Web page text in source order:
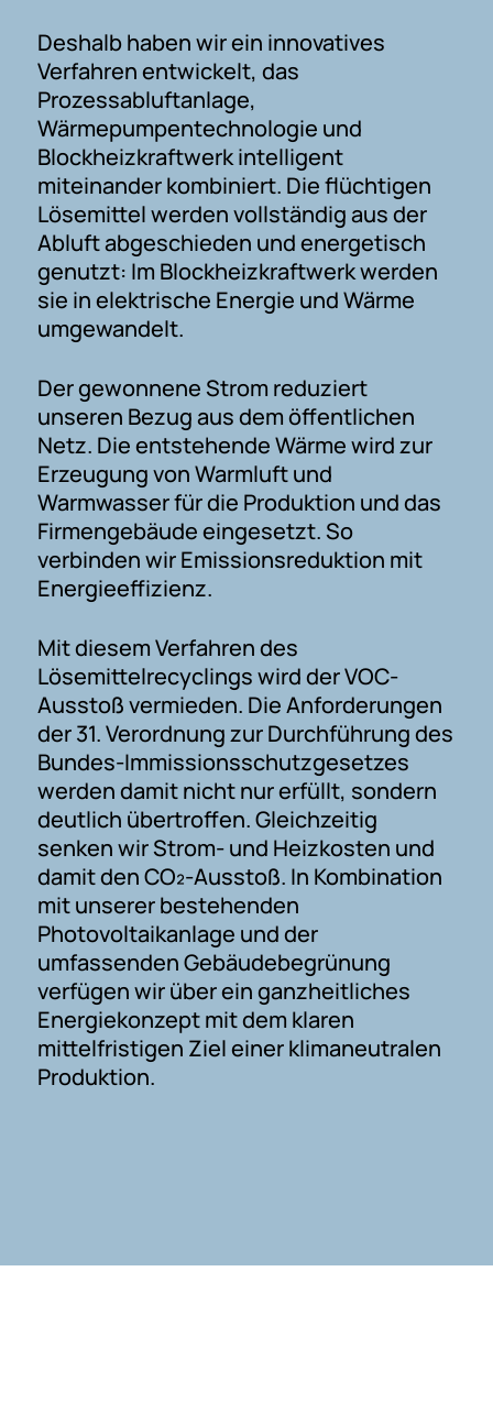
Deshalb haben wir ein innovatives
Verfahren entwickelt, das
Prozessabluftanlage,
Wärmepumpentechnologie und
Blockheizkraftwerk intelligent
miteinander kombiniert. Die flüchtigen
Lösemittel werden vollständig aus der
Abluft abgeschieden und energetisch
genutzt: Im Blockheizkraftwerk werden
sie in elektrische Energie und Wärme
umgewandelt.
Der gewonnene Strom reduziert
unseren Bezug aus dem öffentlichen
Netz. Die entstehende Wärme wird zur
Erzeugung von Warmluft und
Warmwasser für die Produktion und das
Firmengebäude eingesetzt. So
verbinden wir Emissionsreduktion mit
Energieeffizienz.
Mit diesem Verfahren des
Lösemittelrecyclings wird der VOC-
Ausstoß vermieden. Die Anforderungen
der 31. Verordnung zur Durchführung des
Bundes-Immissionsschutzgesetzes
werden damit nicht nur erfüllt, sondern
deutlich übertroffen. Gleichzeitig
senken wir Strom- und Heizkosten und
damit den CO₂-Ausstoß. In Kombination
mit unserer bestehenden
Photovoltaikanlage und der
umfassenden Gebäudebegrünung
verfügen wir über ein ganzheitliches
Energiekonzept mit dem klaren
mittelfristigen Ziel einer klimaneutralen
Produktion.